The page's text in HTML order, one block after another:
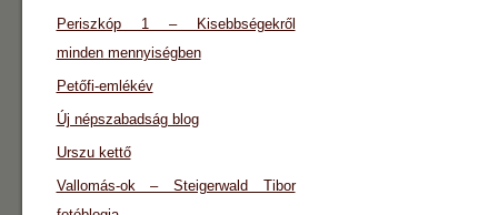
Periszkóp 1 – Kisebbségekről
minden mennyiségben
Petőfi-emlékév
Új népszabadság blog
Urszu kettő
Vallomás-ok – Steigerwald Tibor